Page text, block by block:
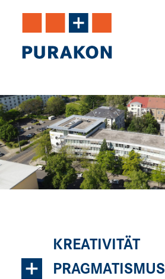
Inhalt
Service
KREATIVITÄT
+
PRAGMATISMUS